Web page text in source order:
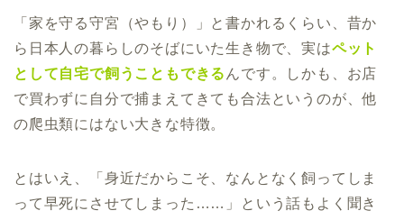
「家を守る守宮（やもり）」と書かれるくらい、昔か
ら日本人の暮らしのそばにいた生き物で、実はペット
として自宅で飼うこともできる んです。しかも、お店
で買わずに自分で捕まえてきても合法というのが、他
の爬虫類にはない大きな特徴。
とはいえ、「身近だからこそ、なんとなく飼ってしま
って早死にさせてしまった……」という話もよく聞き